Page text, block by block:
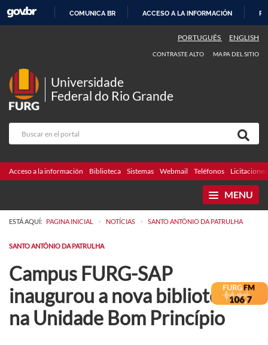
CONTENIDO
COMUNICA BR ACCESO A LA INFORMACIÓN
PORTUGUÊS ENGLISH
CONTRASTE ALTO MAPA DEL SITIO
Universidade
Federal do Rio Grande
Acceso a la información Biblioteca Sistemas Webmail Teléfonos Licitaciones
MENU
ESTÁ AQUÍ: PAGINA INICIAL > NOTÍCIAS > SANTO ANTÔNIO DA PATRULHA
SANTO ANTÔNIO DA PATRULHA
Campus FURG-SAP
inaugurou a nova biblioteca
na Unidade Bom Princípio